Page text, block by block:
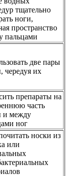
тщательно
ноги,
пространство
пальцами
две пары
чередуя их
препараты на
часть
и между
ног
носки из
или